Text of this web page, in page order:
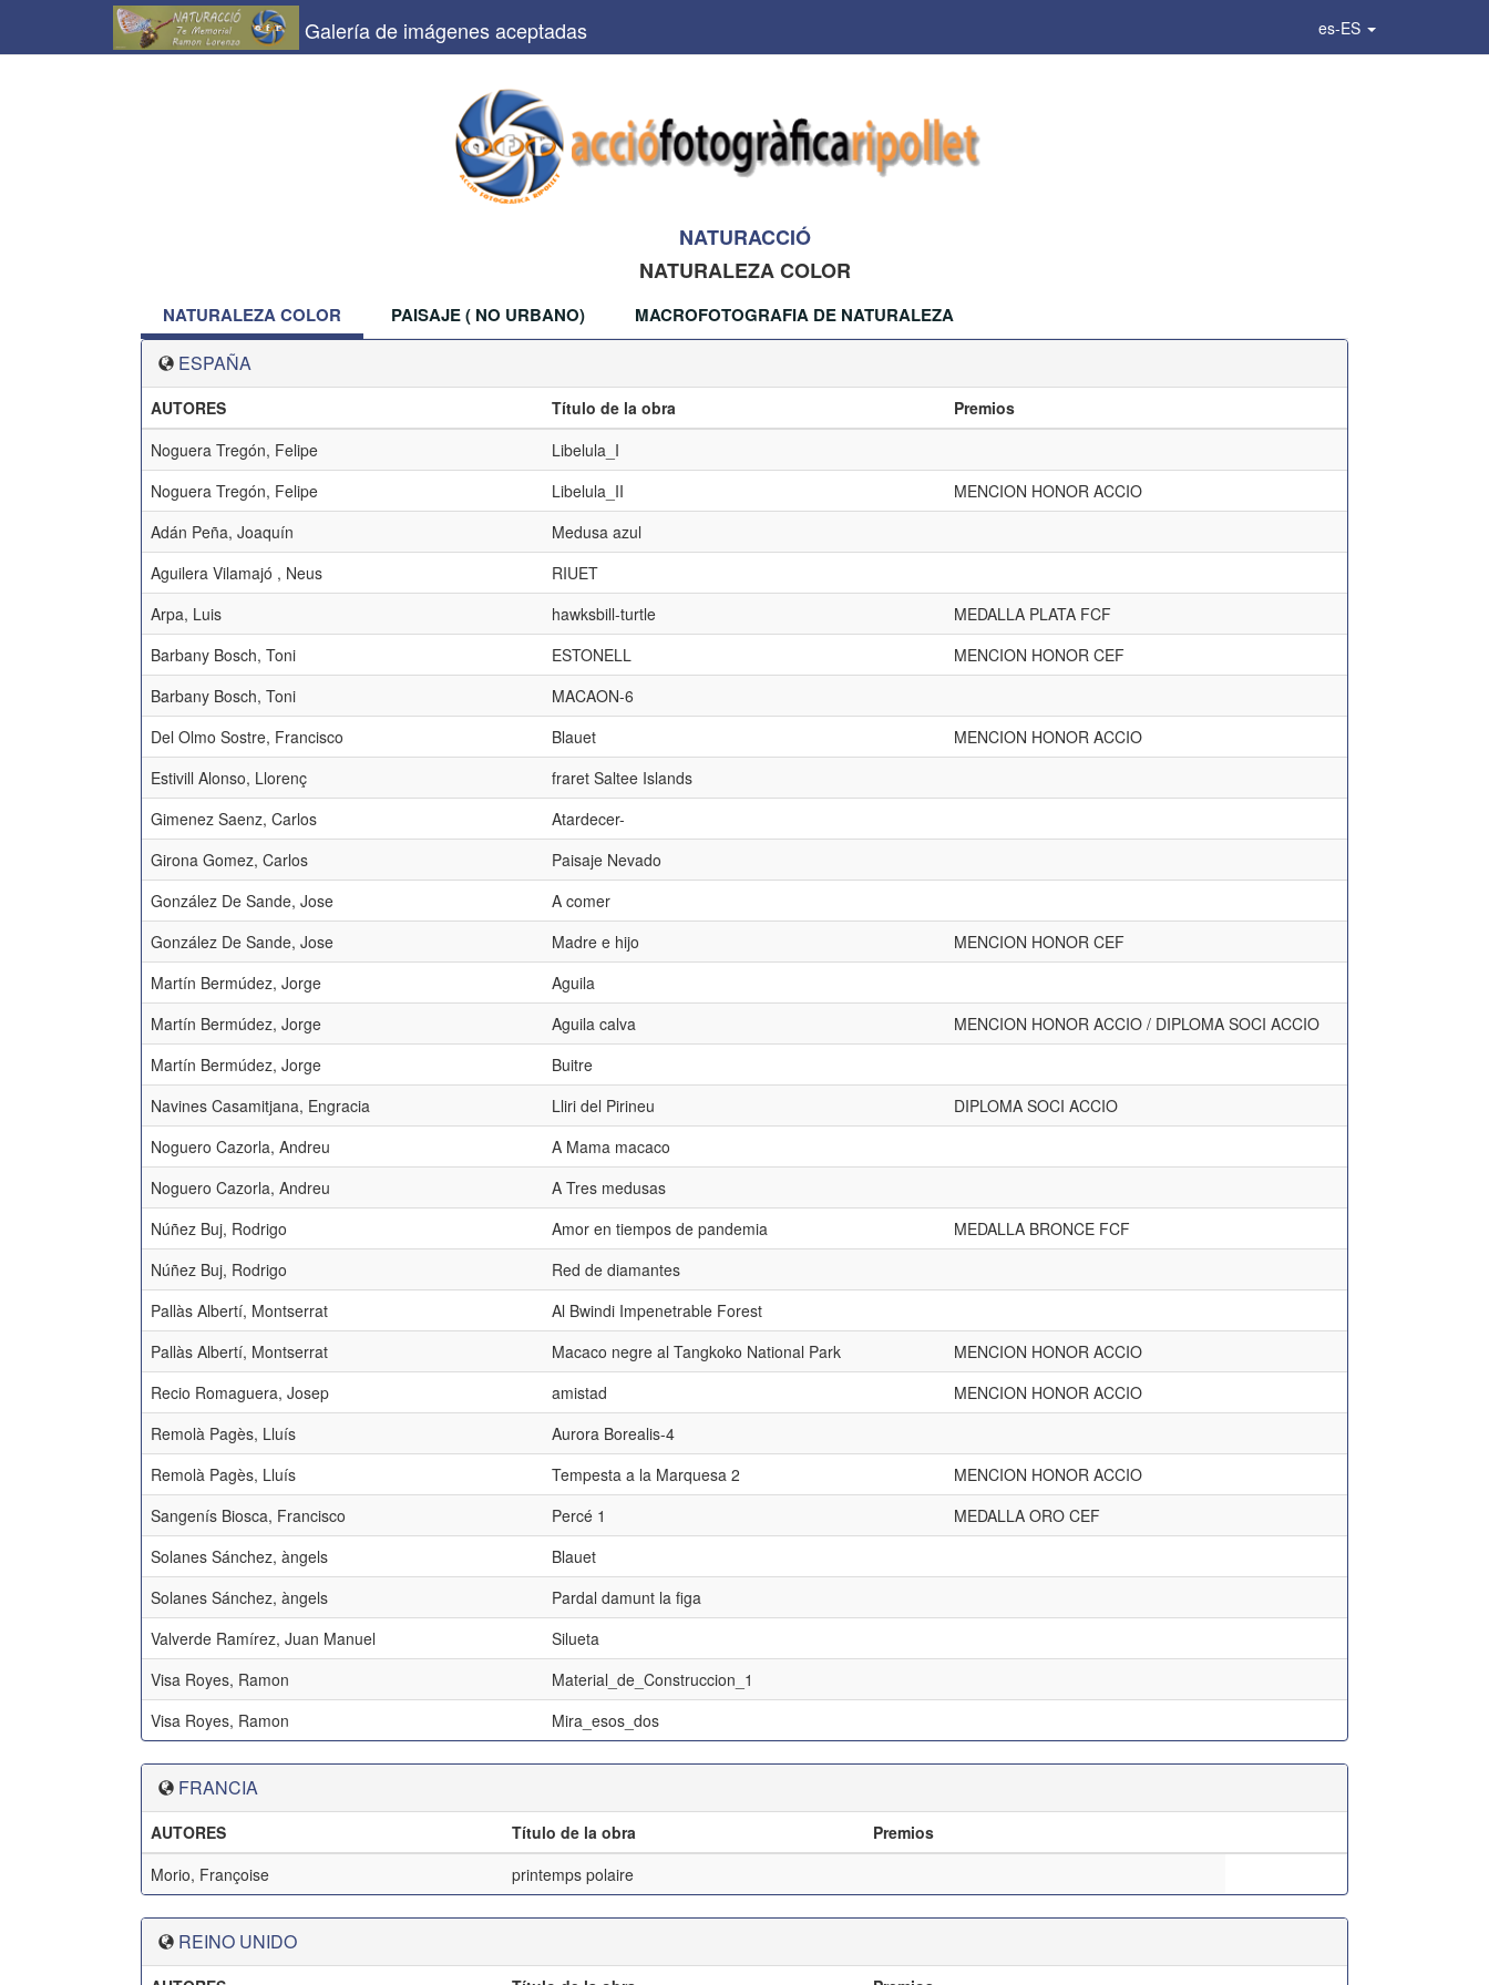
Galería de imágenes aceptadas es-ES
NATURACCIÓ
NATURALEZA COLOR
NATURALEZA COLOR PAISAJE ( NO URBANO) MACROFOTOGRAFIA DE NATURALEZA
ESPAÑA
AUTORES Título de la obra
Premios
Noguera Tregón, Felipe
Libelula_I
Noguera Tregón, Felipe
Libelula_II
MENCION HONOR ACCIO
Adán Peña, Joaquín
Medusa azul
Aguilera Vilamajó , Neus
RIUET
Arpa, Luis
hawksbill-turtle
MEDALLA PLATA FCF
Barbany Bosch, Toni
ESTONELL
MENCION HONOR CEF
Barbany Bosch, Toni
MACAON-6
Del Olmo Sostre, Francisco
Blauet
MENCION HONOR ACCIO
Estivill Alonso, Llorenç
fraret Saltee Islands
Gimenez Saenz, Carlos
Atardecer-
Girona Gomez, Carlos
Paisaje Nevado
González De Sande, Jose
A comer
González De Sande, Jose
Madre e hijo
MENCION HONOR CEF
Martín Bermúdez, Jorge
Aguila
Martín Bermúdez, Jorge
Aguila calva
MENCION HONOR ACCIO / DIPLOMA SOCI ACCIO
Martín Bermúdez, Jorge
Buitre
Navines Casamitjana, Engracia
Lliri del Pirineu
DIPLOMA SOCI ACCIO
Noguero Cazorla, Andreu
A Mama macaco
Noguero Cazorla, Andreu
A Tres medusas
Núñez Buj, Rodrigo
Amor en tiempos de pandemia
MEDALLA BRONCE FCF
Núñez Buj, Rodrigo
Red de diamantes
Pallàs Albertí, Montserrat
Al Bwindi Impenetrable Forest
Pallàs Albertí, Montserrat
Macaco negre al Tangkoko National Park
MENCION HONOR ACCIO
Recio Romaguera, Josep
amistad
MENCION HONOR ACCIO
Remolà Pagès, Lluís
Aurora Borealis-4
Remolà Pagès, Lluís
Tempesta a la Marquesa 2
MENCION HONOR ACCIO
Sangenís Biosca, Francisco
Percé 1
MEDALLA ORO CEF
Solanes Sánchez, àngels
Blauet
Solanes Sánchez, àngels
Pardal damunt la figa
Valverde Ramírez, Juan Manuel
Silueta
Visa Royes, Ramon
Material_de_Construccion_1
Visa Royes, Ramon
Mira_esos_dos
FRANCIA
AUTORES Título de la obra
Premios
Morio, Françoise
printemps polaire
REINO UNIDO